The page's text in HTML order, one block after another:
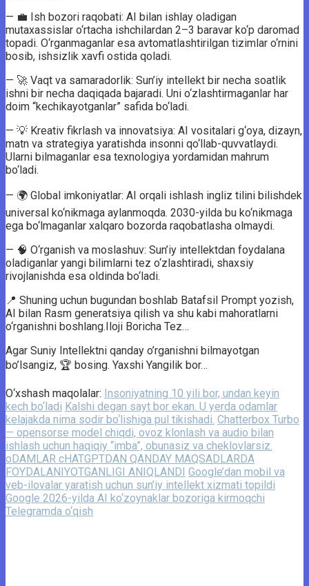
— 💼 Ish bozori raqobati: AI bilan ishlay oladigan
mutaxassislar o‘rtacha ishchilardan 2–3 baravar ko‘p daromad
topadi. O‘rganmaganlar esa avtomatlashtirilgan tizimlar o‘rnini
bosib, ishsizlik xavfi ostida qoladi.
— 🚀 Vaqt va samaradorlik: Sun’iy intellekt bir necha soatlik
ishni bir necha daqiqada bajaradi. Uni o‘zlashtirmaganlar har
doim “kechikayotganlar” safida bo‘ladi.
— 💡 Kreativ fikrlash va innovatsiya: AI vositalari g‘oya, dizayn,
matn va strategiya yaratishda insonni qo‘llab-quvvatlaydi.
Ularni bilmaganlar esa texnologiya yordamidan mahrum
bo‘ladi.
— 🌍 Global imkoniyatlar: AI orqali ishlash ingliz tilini bilishdek
universal ko‘nikmaga aylanmoqda. 2030-yilda bu ko‘nikmaga
ega bo‘lmaganlar xalqaro bozorda raqobatlasha olmaydi.
— 🧠 O‘rganish va moslashuv: Sun’iy intellektdan foydalana
oladiganlar yangi bilimlarni tez o‘zlashtiradi, shaxsiy
rivojlanishda esa oldinda bo‘ladi.
📍 Shuning uchun bugundan boshlab Batafsil Prompt yozish,
AI bilan Rasm generatsiya qilish va shu kabi mahoratlarni
o‘rganishni boshlang.Iloji Boricha Tez…
Agar Suniy Intellektni qanday o’rganishni bilmayotgan
bo’lsangiz, 🏆 bosing. Yaxshi Yangilik bor…
O‘xshash maqolalar: Insoniyatning 10 yili bor, undan keyin
kech bo‘ladi Kalshi degan sayt bor ekan. U yerda odamlar
kelajakda nima sodir bo‘lishiga pul tikishadi. Chatterbox Turbo
— opensorse model chiqdi, ovoz klonlash va audio bilan
ishlash uchun haqiqiy “imba”, obunasiz va cheklovlarsiz.
oDAMLAR cHATGPTDAN QANDAY MAQSADLARDA
FOYDALANIYOTGANLIGI ANIQLANDI Google’dan mobil va
veb-ilovalar yaratish uchun sun’iy intellekt xizmati topildi
Google 2026-yilda AI ko‘zoynaklar bozoriga kirmoqchi
Telegramda o‘qish